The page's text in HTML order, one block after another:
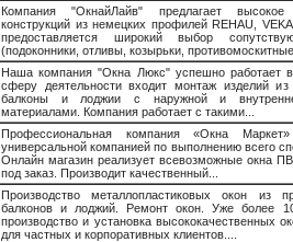
Компания "ОкнайЛайв" предлагает высокое
конструкций из немецких профилей REHAU,
предоставляется широкий выбор
(подоконники, отливы, козырьки,
Наша компания "Окна Люкс" успешно работает
сферу деятельности входит монтаж изделий
балконы и лоджии с наружной и
материалами. Компания работает с такими...
Профессиональная компания «Окна
универсальной компанией по выполнению всего
Онлайн магазин реализует всевозможные окна
под заказ. Производит качественный...
Производство металлопластиковых окон из
балконов и лоджий. Ремонт окон. Уже более
производство и установка высококачественных
для частных и корпоративных клиентов....